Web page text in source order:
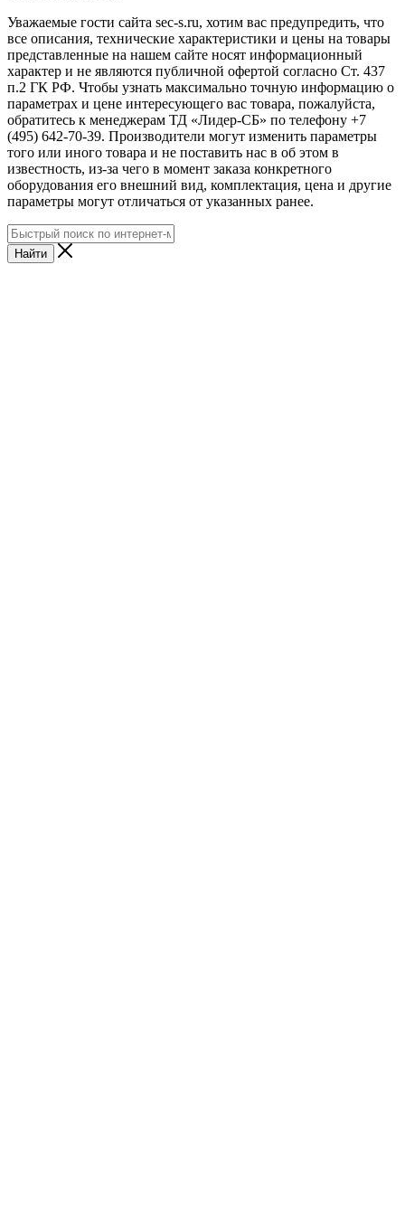
Уважаемые гости сайта sec-s.ru, хотим вас предупредить, что
все описания, технические характеристики и цены на товары
представленные на нашем сайте носят информационный
характер и не являются публичной офертой согласно Ст. 437
п.2 ГК РФ. Чтобы узнать максимально точную информацию о
параметрах и цене интересующего вас товара, пожалуйста,
обратитесь к менеджерам ТД «Лидер-СБ» по телефону +7
(495) 642-70-39. Производители могут изменить параметры
того или иного товара и не поставить нас в об этом в
известность, из-за чего в момент заказа конкретного
оборудования его внешний вид, комплектация, цена и другие
параметры могут отличаться от указанных ранее.
Найти